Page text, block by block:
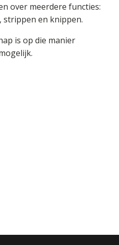
over meerdere functies:
strippen en knippen.
is op die manier